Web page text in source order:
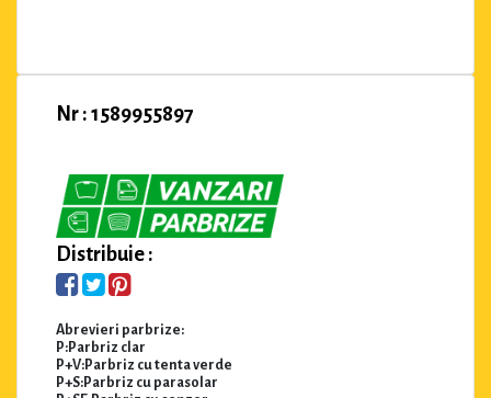
Nr : 1589955897
Distribuie :
Abrevieri parbrize:
P:Parbriz clar
P+V:Parbriz cu tenta verde
P+S:Parbriz cu parasolar